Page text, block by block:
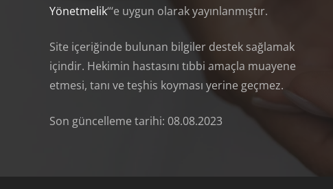
Yönetmelik“‘e uygun olarak yayınlanmıştır.
Site içeriğinde bulunan bilgiler destek sağlamak
içindir. Hekimin hastasını tıbbi amaçla muayene
etmesi, tanı ve teşhis koyması yerine geçmez.
Son güncelleme tarihi: 08.08.2023